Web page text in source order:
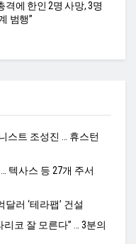
격에 한인 2명 사망, 3명
범행”
스트 조성진 … 휴스턴
텍사스 등 27개 주서
러 ‘테라팹’ 건설
코 잘 모른다” … 3분의